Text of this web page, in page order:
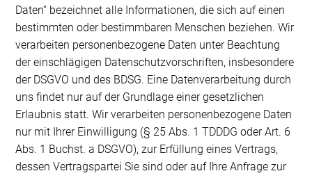
Daten“ bezeichnet alle Informationen, die sich auf einen
bestimmten oder bestimmbaren Menschen beziehen. Wir
verarbeiten personenbezogene Daten unter Beachtung
der einschlägigen Datenschutzvorschriften, insbesondere
der DSGVO und des BDSG. Eine Datenverarbeitung durch
uns findet nur auf der Grundlage einer gesetzlichen
Erlaubnis statt. Wir verarbeiten personenbezogene Daten
nur mit Ihrer Einwilligung (§ 25 Abs. 1 TDDDG oder Art. 6
Abs. 1 Buchst. a DSGVO), zur Erfüllung eines Vertrags,
dessen Vertragspartei Sie sind oder auf Ihre Anfrage zur